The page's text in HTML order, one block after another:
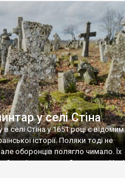
У 60-х роках минулого
туберкульозну лікарню. Коли із
ми точно не […]
у селі Стіна
селі Стіна у 1651 році є відомим
історії. Поляки тоді не
оборонців полягло чимало. Їх
тоді називався Замковим. Нині